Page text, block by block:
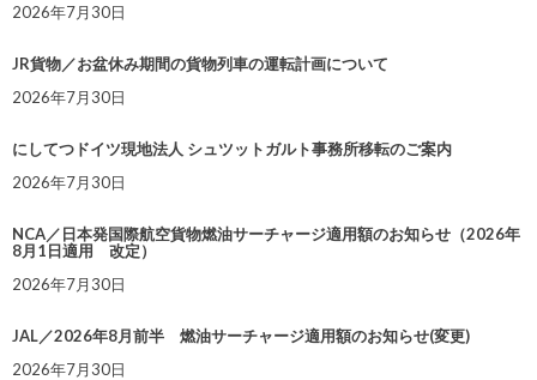
2026年7月30日
JR貨物／お盆休み期間の貨物列車の運転計画について
2026年7月30日
にしてつドイツ現地法人 シュツットガルト事務所移転のご案内
2026年7月30日
NCA／日本発国際航空貨物燃油サーチャージ適用額のお知らせ（2026年
8月1日適用 改定）
2026年7月30日
JAL／2026年8月前半 燃油サーチャージ適用額のお知らせ(変更)
2026年7月30日